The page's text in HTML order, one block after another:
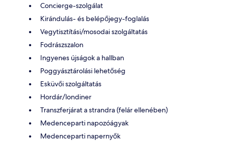
Concierge-szolgálat
Kirándulás- és belépőjegy-foglalás
Vegytisztítási/mosodai szolgáltatás
Fodrászszalon
Ingyenes újságok a hallban
Poggyásztárolási lehetőség
Esküvői szolgáltatás
Hordár/londiner
Transzferjárat a strandra (felár ellenében)
Medenceparti napozóágyak
Medenceparti napernyők